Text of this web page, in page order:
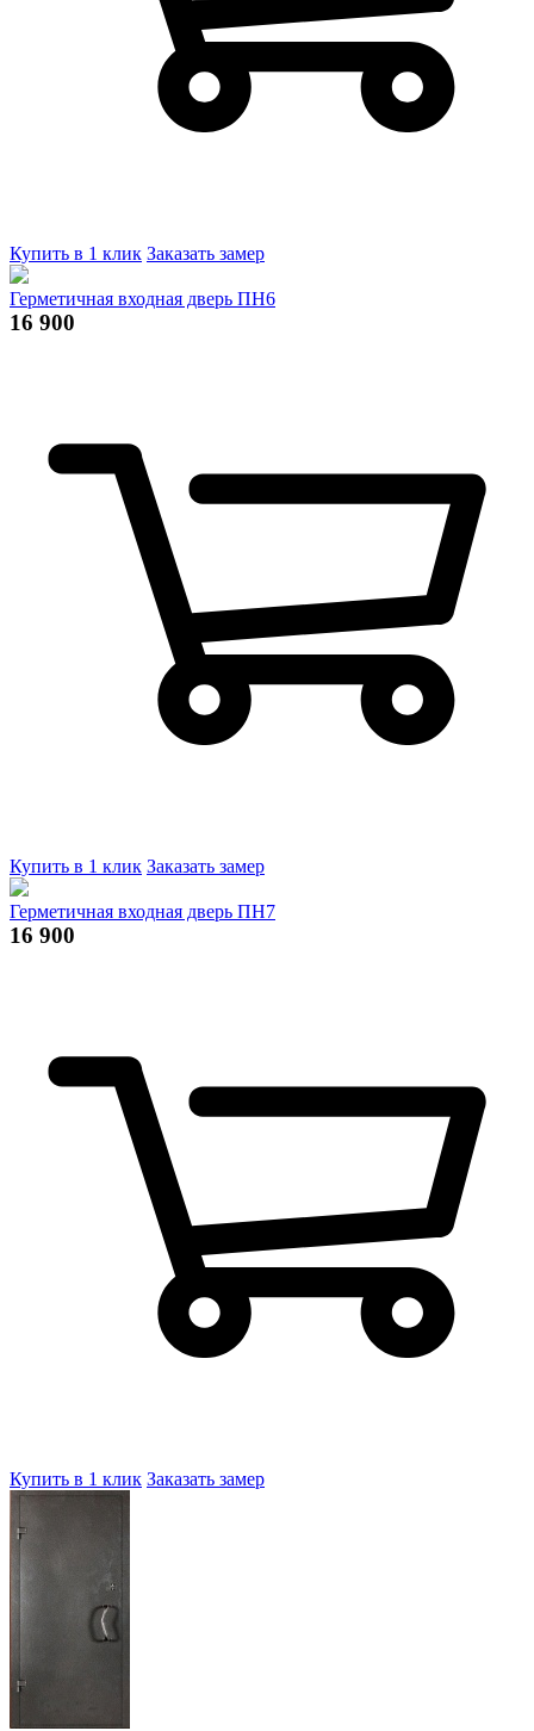
Купить в 1 клик Заказать замер
Герметичная входная дверь ПН6
16 900
Купить в 1 клик Заказать замер
Герметичная входная дверь ПН7
16 900
Купить в 1 клик Заказать замер